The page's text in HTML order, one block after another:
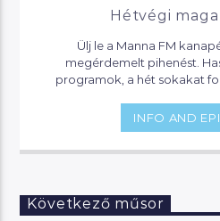
Hétvégi
Ülj le a Manna FM
megérdemelt pihenést.
programok, a hét sokakat
foglalsz
INFO AND
Következő műsor